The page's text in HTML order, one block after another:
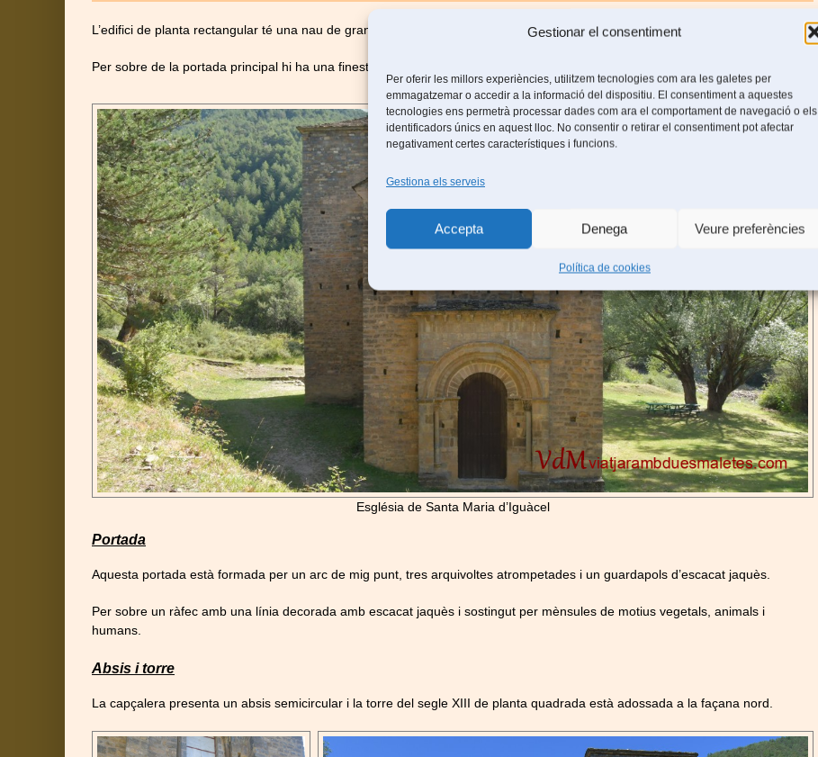
Gestionar el consentiment
Per oferir les millors experiències, utilitzem tecnologies com ara les galetes per
emmagatzemar o accedir a la informació del dispositiu. El consentiment a aquestes
tecnologies ens permetrà processar dades com ara el comportament de navegació o els
identificadors únics en aquest lloc. No consentir o retirar el consentiment pot afectar
negativament certes característiques i funcions.
Gestiona els serveis
Accepta Denega Veure preferències
Política de cookies
L’edifici de planta rectangular té una nau de gran alçada i s’obre amb dues portes: la frontal a l’oest i una lateral al sud.
Per sobre de la portada principal hi ha una finestra amb un arc de mig punt flaquejada per dos contraforts.
Església de Santa Maria d’Iguàcel
Portada
Aquesta portada està formada per un arc de mig punt, tres arquivoltes atrompetades i un guardapols d’escacat jaquès.
Per sobre un ràfec amb una línia decorada amb escacat jaquès i sostingut per mènsules de motius vegetals, animals i
humans.
Absis i torre
La capçalera presenta un absis semicircular i la torre del segle XIII de planta quadrada està adossada a la façana nord.